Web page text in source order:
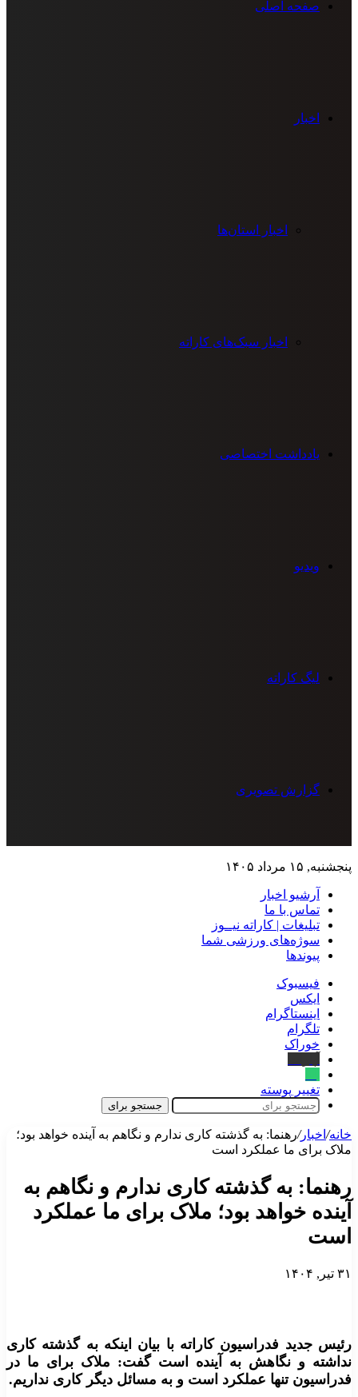
صفحه اصلی
اخبار
اخبار استان‌ها
اخبار سبک‌های کاراته
یادداشت اختصاصی
ویدیو
لیگ کاراته
گزارش تصویری
پنجشنبه, ۱۵ مرداد ۱۴۰۵
آرشیو اخبار
تماس‌ با‌ ما
تبلیغات | کاراته نیــوز
سوژه‌های ورزشی شما
پیوندها
فیسبوک
ایکس
اینستاگرام
تلگرام
خوراک
تغییر پوسته
جستجو برای
خانه/ اخبار/رهنما: به گذشته کاری ندارم و نگاهم به آینده خواهد بود؛
ملاک برای ما عملکرد است
رهنما: به گذشته کاری ندارم و نگاهم به
آینده خواهد بود؛ ملاک برای ما عملکرد
است
۳۱ تیر, ۱۴۰۴
رئیس جدید فدراسیون کاراته با بیان اینکه به گذشته کاری
نداشته و نگاهش به آینده است گفت: ملاک برای ما در
فدراسیون تنها عملکرد است و به مسائل دیگر کاری نداریم.